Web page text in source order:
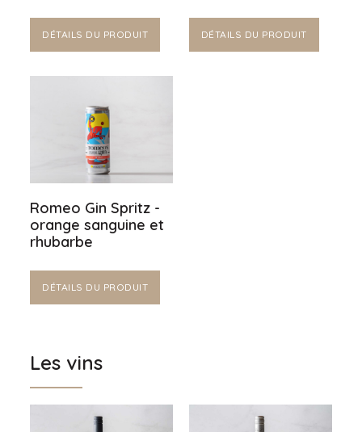
DÉTAILS DU PRODUIT DÉTAILS DU PRODUIT
Romeo Gin Spritz -
orange sanguine et
rhubarbe
DÉTAILS DU PRODUIT
Les vins